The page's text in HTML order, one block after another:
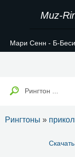
Muz-
Мари Сенн - Б-
Рингтоны »